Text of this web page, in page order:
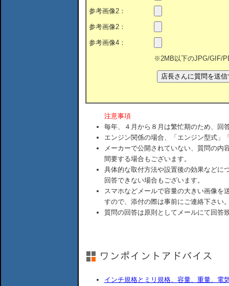
参考画像2：
参考画像2：
参考画像4：
※2MB以下のJPG/GIF/
注意事項
毎年、４月から８月は繁忙期のため、回
エンジン関係の場合、「エンジン型式」
メーカーで公開されていない、質問の内
間要する場合もございます。
具体的な取付方法や設置後の効果などに
回答できない場合もございます。
スマホなどメールで容量の大きい画像を
すので、添付の際は事前にご連絡下さい
質問の回答は原則としてメールにて回答
インチ規格とミリ規格、容量、重量、電